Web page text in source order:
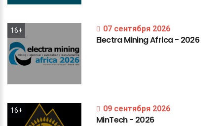
16+ 07 сентября 2026
ElectraMiningAfrica- 2026
16+ 09 сентября 2026
MinTech- 2026